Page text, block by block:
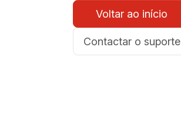
Voltar ao início
Contactar o suporte